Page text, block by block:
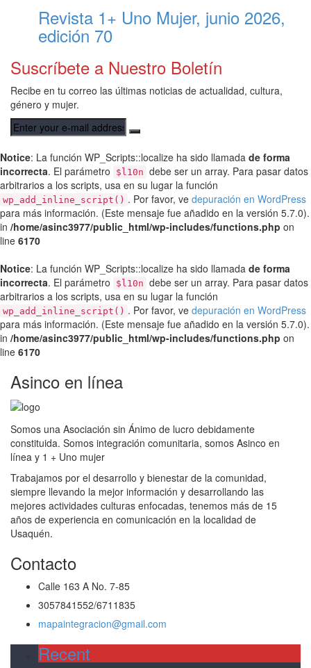
Revista 1+ Uno Mujer, junio 2026,
edición 70
Suscríbete a Nuestro Boletín
Recibe en tu correo las últimas noticias de actualidad, cultura,
género y mujer.
Notice: La función WP_Scripts::localize ha sido llamada de forma
incorrecta. El parámetro $l10n debe ser un array. Para pasar datos
arbitrarios a los scripts, usa en su lugar la función
wp_add_inline_script() . Por favor, ve depuración en WordPress
para más información. (Este mensaje fue añadido en la versión 5.7.0).
in /home/asinc3977/public_html/wp-includes/functions.php on
line 6170
Notice: La función WP_Scripts::localize ha sido llamada de forma
incorrecta. El parámetro $l10n debe ser un array. Para pasar datos
arbitrarios a los scripts, usa en su lugar la función
wp_add_inline_script() . Por favor, ve depuración en WordPress
para más información. (Este mensaje fue añadido en la versión 5.7.0).
in /home/asinc3977/public_html/wp-includes/functions.php on
line 6170
Asinco en línea
Somos una Asociación sin Ánimo de lucro debidamente
constituida. Somos integración comunitaria, somos Asinco en
línea y 1 + Uno mujer
Trabajamos por el desarrollo y bienestar de la comunidad,
siempre llevando la mejor información y desarrollando las
mejores actividades culturas enfocadas, tenemos más de 15
años de experiencia en comunicación en la localidad de
Usaquén.
Contacto
Calle 163 A No. 7-85
3057841552/6711835
mapaintegracion@gmail.com
Recent